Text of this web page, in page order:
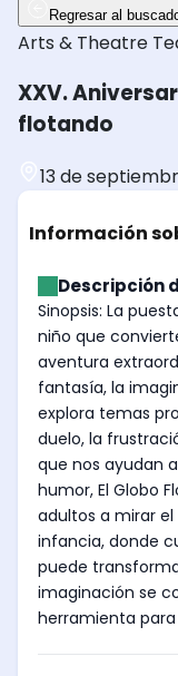
Regresar al
Arts & Theatre
XXV.
flotando
13 de
Información
Descripción
Sinopsis: La
niño que
aventura
fantasía, la
explora temas
duelo, la
que nos ayudan
humor, El Globo
adultos a mirar
infancia, donde
puede
imaginación se
herramienta